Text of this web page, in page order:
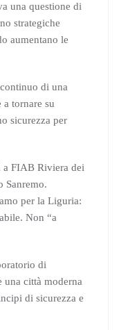
una questione di
strategiche
aumentano le
di una
tornare su
sicurezza per
a FIAB Riviera dei
Sanremo.
per la Liguria:
Non “a
di
una città moderna
di sicurezza e